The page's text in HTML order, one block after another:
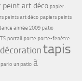
peint art déco papier
peints art déco papiers peints
année 2009 patio
portail porte porte-fenêtre
tapis
un patio à